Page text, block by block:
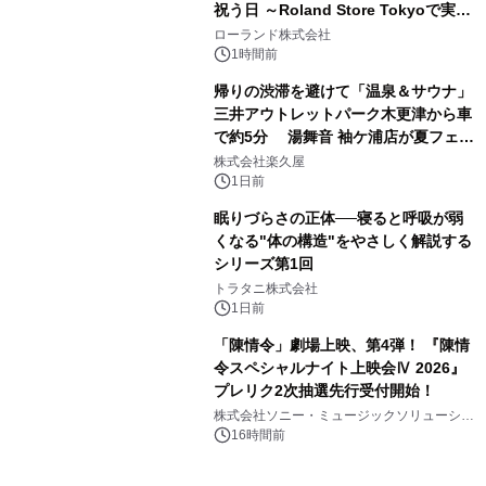
祝う日 ～Roland Store Tokyoで実機
を展示しての 記念キャンペーンを開
催 英国ラジオ「NTS」の 特別プログ
アーティストを フィーチャーしたアニ
メーションを公開～
ローランド株式会社
1時間前
帰りの渋滞を避けて「温泉＆サウナ」
三井アウトレットパーク木更津から車
で約5分 湯舞音 袖ケ浦店が夏フェア
メニューを提供
株式会社楽久屋
1日前
眠りづらさの正体──寝ると呼吸が弱
くなる"体の構造"をやさしく解説する
シリーズ第1回
トラタニ株式会社
1日前
「陳情令」劇場上映、第4弾！ 『陳情
令スペシャルナイト上映会Ⅳ 2026』
プレリク2次抽選先行受付開始！
株式会社ソニー・ミュージックソリューショ
ンズ16時間前